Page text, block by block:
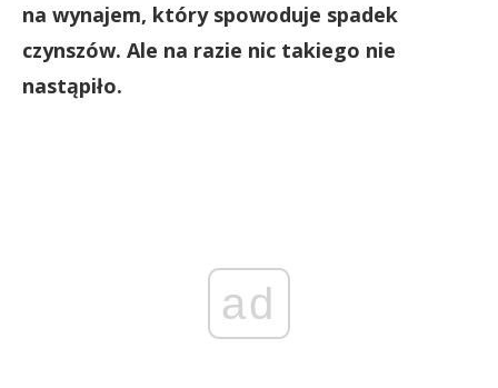
na wynajem, który spowoduje spadek
czynszów. Ale na razie nic takiego nie
nastąpiło.
ad